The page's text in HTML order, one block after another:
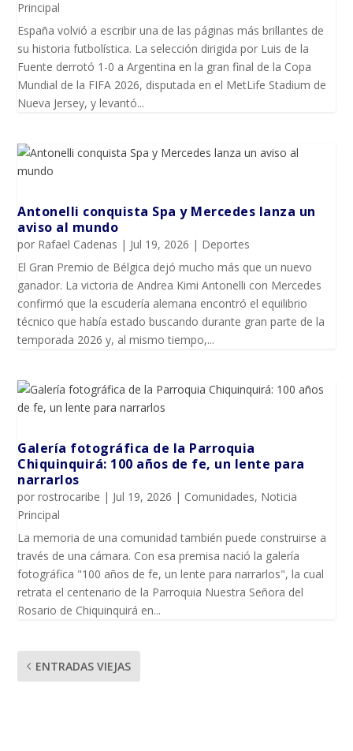
Principal
España volvió a escribir una de las páginas más brillantes de
su historia futbolística. La selección dirigida por Luis de la
Fuente derrotó 1-0 a Argentina en la gran final de la Copa
Mundial de la FIFA 2026, disputada en el MetLife Stadium de
Nueva Jersey, y levantó...
Antonelli conquista Spa y Mercedes lanza un
aviso al mundo
por Rafael Cadenas | Jul 19, 2026 | Deportes
El Gran Premio de Bélgica dejó mucho más que un nuevo
ganador. La victoria de Andrea Kimi Antonelli con Mercedes
confirmó que la escudería alemana encontró el equilibrio
técnico que había estado buscando durante gran parte de la
temporada 2026 y, al mismo tiempo,...
Galería fotográfica de la Parroquia
Chiquinquirá: 100 años de fe, un lente para
narrarlos
porrostrocaribe | Jul 19, 2026 | Comunidades, Noticia
Principal
La memoria de una comunidad también puede construirse a
través de una cámara. Con esa premisa nació la galería
fotográfica "100 años de fe, un lente para narrarlos", la cual
retrata el centenario de la Parroquia Nuestra Señora del
Rosario de Chiquinquirá en...
ENTRADAS VIEJAS